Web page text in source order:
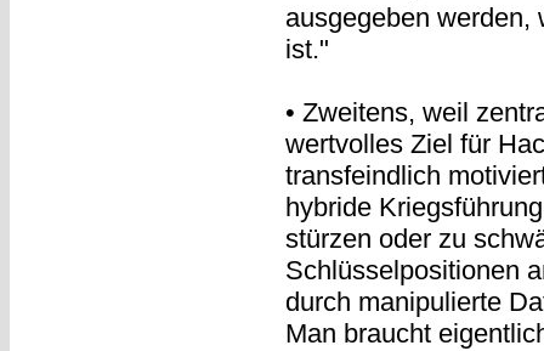
ausgegeben werden,
ist."
• Zweitens, weil
wertvolles Ziel für
transfeindlich
hybride
stürzen oder zu
Schlüsselpositionen
durch manipulierte
Man braucht